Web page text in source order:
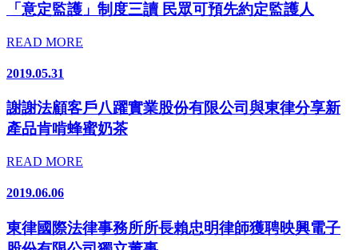
「意定監護」制度三讀 民眾可預先約定監護人
READ MORE
2019.05.31
謝謝法顧客戶八躍實業股份有限公司與東律分享新
產品肯啃蜂蜜奶茶
READ MORE
2019.06.06
東律國際法律事務所所長賴忠明律師獲聘映興電子